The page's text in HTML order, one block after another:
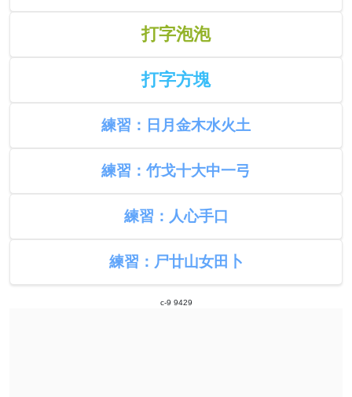
打字泡泡
打字方塊
練習：日月金木水火土
練習：竹戈十大中一弓
練習：人心手口
練習：尸廿山女田卜
c-9 9429